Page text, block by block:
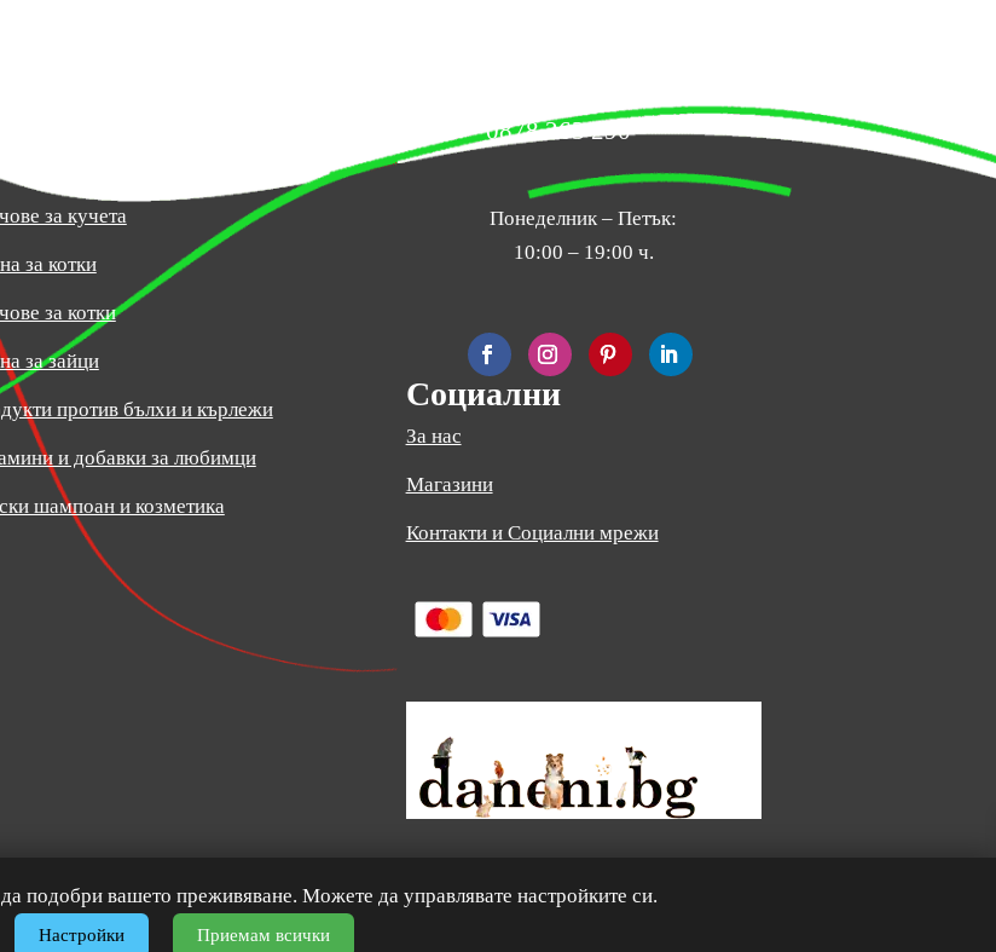
храна за кучета
за кучета
за котки
за котки
за зайци
против бълхи и кърлежи
и добавки за любимци
шампоан и козметика
0878 263 290
Понеделник – Петък:
10:00 – 19:00 ч.
Социални
За нас
Магазини
Контакти и Социални мрежи
Зоомагазинdaneni.bg– Всички права запазени.
да подобри вашето преживяване. Можете да управлявате настройките си.
Настройки Приемам всички